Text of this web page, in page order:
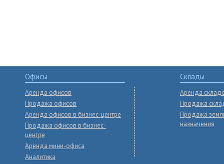
Офисы
Аренда офисов
Продажа офисов
Аренда офисов в бизнес-центре
Продажа офисов в бизнес-
центре
Аренда мини-офиса
Аналитика
Склады
Аренда
Продажа
Продажа
назначения